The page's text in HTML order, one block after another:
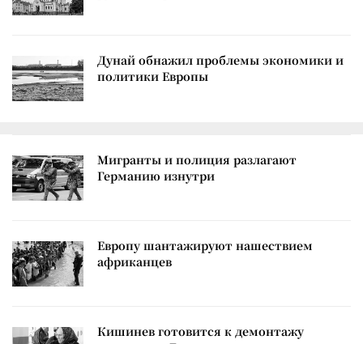
Дунай обнажил проблемы экономики и
политики Европы
Мигранты и полиция разлагают
Германию изнутри
Европу шантажируют нашествием
африканцев
Кишинев готовится к демонтажу